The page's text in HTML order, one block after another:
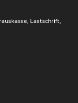
Lastschrift,